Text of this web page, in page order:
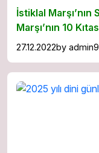
İstiklal Marşı’nın
Marşı’nın 10
27.12.2022by admin